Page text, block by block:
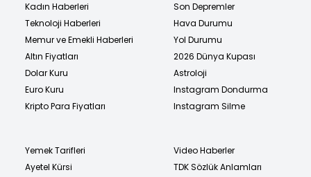
Kadın Haberleri
Teknoloji Haberleri
Memur ve Emekli Haberleri
Altın Fiyatları
Dolar Kuru
Euro Kuru
Kripto Para Fiyatları
Son Depremler
Hava Durumu
Yol Durumu
2026 Dünya Kupası
Astroloji
Instagram Dondurma
Instagram Silme
Yemek Tarifleri
Ayetel Kürsi
Video Haberler
TDK Sözlük Anlamları